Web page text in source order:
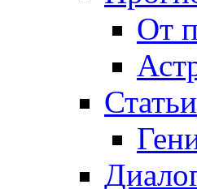
От
Статьи